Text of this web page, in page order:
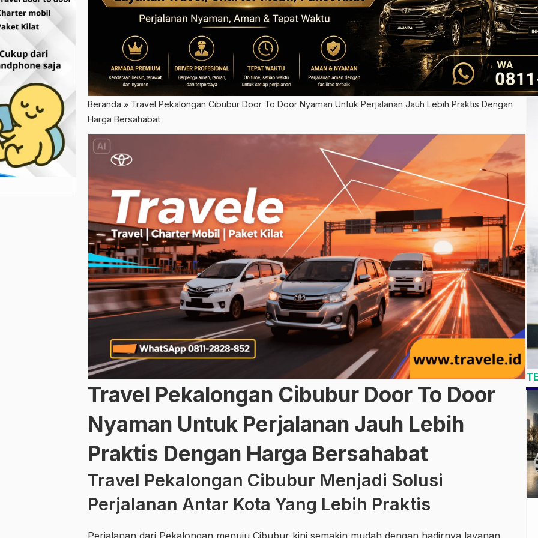
Beranda » Travel Pekalongan Cibubur Door To Door Nyaman Untuk Perjalanan Jauh Lebih Praktis Dengan
Harga Bersahabat
Travel Pekalongan Cibubur Door To Door
Nyaman Untuk Perjalanan Jauh Lebih
Praktis Dengan Harga Bersahabat
Travel Pekalongan Cibubur Menjadi Solusi
Perjalanan Antar Kota Yang Lebih Praktis